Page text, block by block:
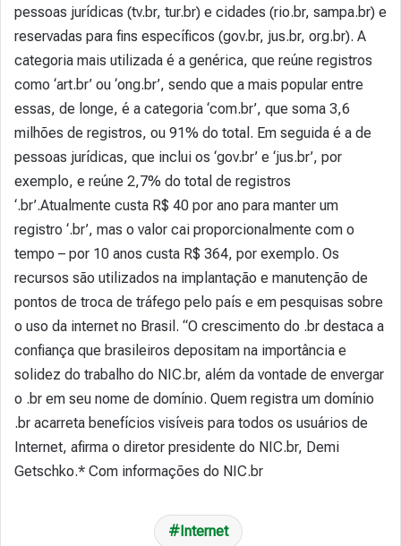
pessoas jurídicas (tv.br, tur.br) e cidades (rio.br, sampa.br) e
reservadas para fins específicos (gov.br, jus.br, org.br). A
categoria mais utilizada é a genérica, que reúne registros
como ‘art.br’ ou ‘ong.br’, sendo que a mais popular entre
essas, de longe, é a categoria ‘com.br’, que soma 3,6
milhões de registros, ou 91% do total. Em seguida é a de
pessoas jurídicas, que inclui os ‘gov.br’ e ‘jus.br’, por
exemplo, e reúne 2,7% do total de registros
‘.br’.Atualmente custa R$ 40 por ano para manter um
registro ‘.br’, mas o valor cai proporcionalmente com o
tempo – por 10 anos custa R$ 364, por exemplo. Os
recursos são utilizados na implantação e manutenção de
pontos de troca de tráfego pelo país e em pesquisas sobre
o uso da internet no Brasil. “O crescimento do .br destaca a
confiança que brasileiros depositam na importância e
solidez do trabalho do NIC.br, além da vontade de envergar
o .br em seu nome de domínio. Quem registra um domínio
.br acarreta benefícios visíveis para todos os usuários de
Internet, afirma o diretor presidente do NIC.br, Demi
Getschko.* Com informações do NIC.br
Internet